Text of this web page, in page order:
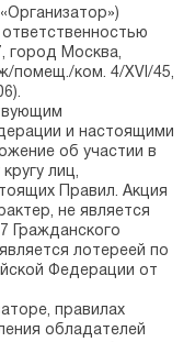
город Москва,
помещ./ком. 4/XVI/45,
и настоящими
об участии в
лиц,
Правил. Акция
не является
Гражданского
лотереей по
Федерации от
правилах
обладателей